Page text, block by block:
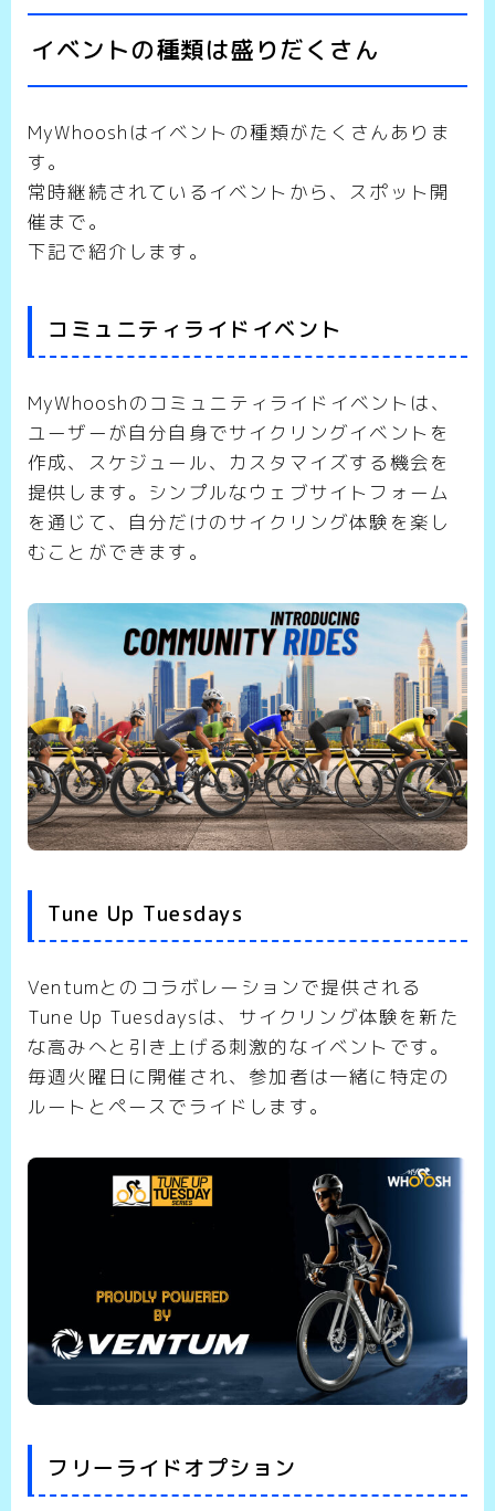
イベントの種類は盛りだくさん
MyWhooshはイベントの種類がたくさんありま
す。
常時継続されているイベントから、スポット開
催まで。
下記で紹介します。
コミュニティライドイベント
MyWhooshのコミュニティライドイベントは、
ユーザーが自分自身でサイクリングイベントを
作成、スケジュール、カスタマイズする機会を
提供します。シンプルなウェブサイトフォーム
を通じて、自分だけのサイクリング体験を楽し
むことができます。
Tune Up Tuesdays
Ventumとのコラボレーションで提供される
Tune Up Tuesdaysは、サイクリング体験を新た
な高みへと引き上げる刺激的なイベントです。
毎週火曜日に開催され、参加者は一緒に特定の
ルートとペースでライドします。
フリーライドオプション